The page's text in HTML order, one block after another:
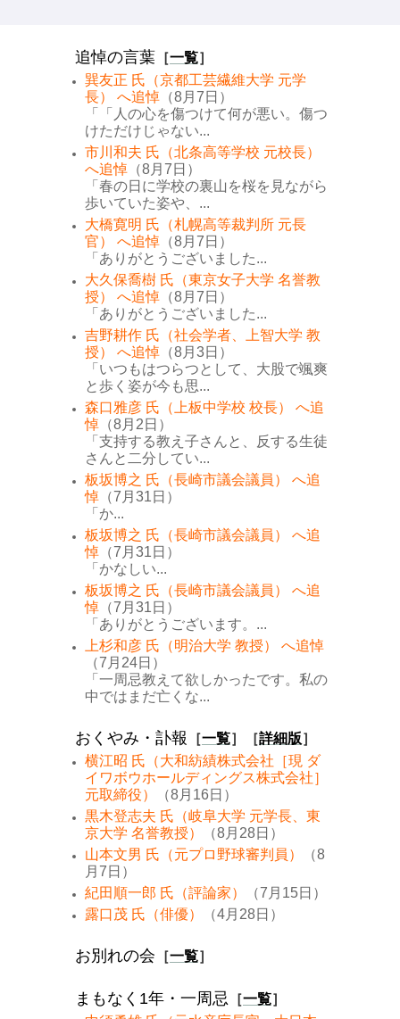
追悼の言葉 ［一覧］
巽友正 氏（京都工芸繊維大学 元学
長） へ追悼 （8月7日）
「「人の心を傷つけて何が悪い。傷つ
けただけじゃない...
市川和夫 氏（北条高等学校 元校長）
へ追悼 （8月7日）
「春の日に学校の裏山を桜を見ながら
歩いていた姿や、...
大橋寛明 氏（札幌高等裁判所 元長
官） へ追悼 （8月7日）
「ありがとうございました...
大久保喬樹 氏（東京女子大学 名誉教
授） へ追悼 （8月7日）
「ありがとうございました...
吉野耕作 氏（社会学者、上智大学 教
授） へ追悼 （8月3日）
「いつもはつらつとして、大股で颯爽
と歩く姿が今も思...
森口雅彦 氏（上板中学校 校長） へ追
悼 （8月2日）
「支持する教え子さんと、反する生徒
さんと二分してい...
板坂博之 氏（長崎市議会議員） へ追
悼 （7月31日）
「か...
板坂博之 氏（長崎市議会議員） へ追
悼 （7月31日）
「かなしい...
板坂博之 氏（長崎市議会議員） へ追
悼 （7月31日）
「ありがとうございます。...
上杉和彦 氏（明治大学 教授） へ追悼
（7月24日）
「一周忌教えて欲しかったです。私の
中ではまだ亡くな...
おくやみ・訃報 ［一覧］［詳細版］
横江昭 氏（大和紡績株式会社［現 ダ
イワボウホールディングス株式会社］
元取締役）
（8月16日）
黒木登志夫 氏（岐阜大学 元学長、東
京大学 名誉教授）
（8月28日）
山本文男 氏（元プロ野球審判員）
（8
月7日）
紀田順一郎 氏（評論家）
（7月15日）
露口茂 氏（俳優）
（4月28日）
お別れの会 ［一覧］
まもなく1年・一周忌 ［一覧］